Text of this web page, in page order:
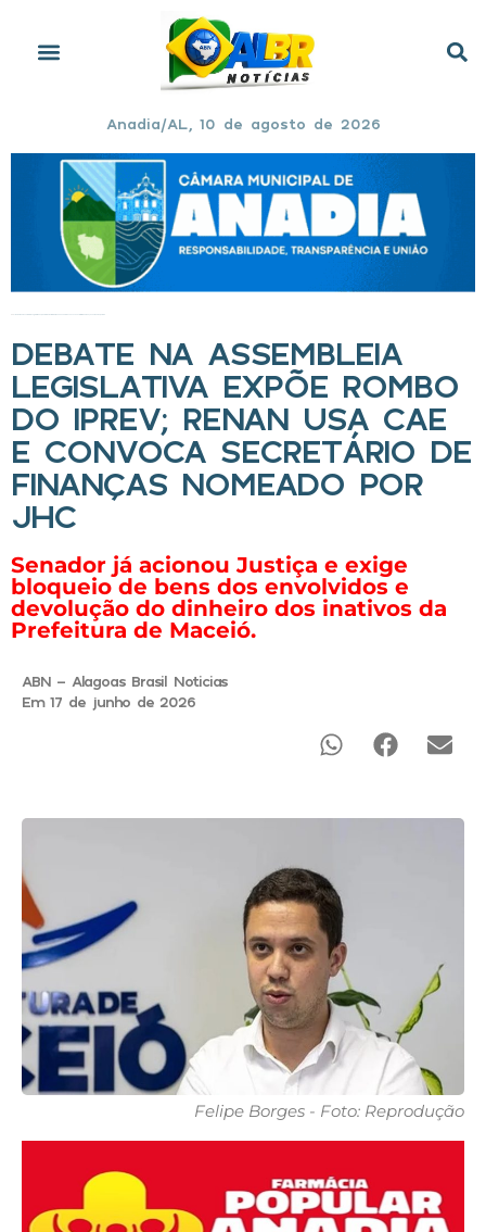
Anadia/AL, 10 de agosto de 2026
DEBATE NA ASSEMBLEIA
LEGISLATIVA EXPÕE ROMBO
DO IPREV; RENAN USA CAE
E CONVOCA SECRETÁRIO DE
FINANÇAS NOMEADO POR
JHC
Senador já acionou Justiça e exige
bloqueio de bens dos envolvidos e
devolução do dinheiro dos inativos da
Prefeitura de Maceió.
ABN - Alagoas Brasil Noticias
Em 17 de junho de 2026
Felipe Borges - Foto: Reprodução